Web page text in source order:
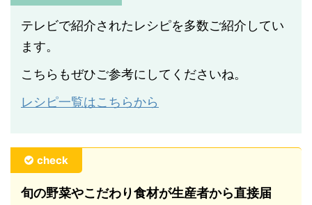
テレビで紹介されたレシピを多数ご紹介してい
ます。
こちらもぜひご参考にしてくださいね。
レシピ一覧はこちらから
check
旬の野菜やこだわり食材が生産者から直接届